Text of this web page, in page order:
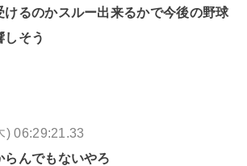
けるのかスルー出来るかで今後の野球
しそう
) 06:29:21.33
んでもないやろ